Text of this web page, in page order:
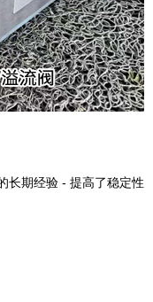
长期经验 - 提高了稳定性